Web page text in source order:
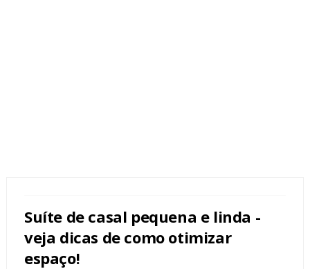
Suíte de casal pequena e linda -
veja dicas de como otimizar
espaço!